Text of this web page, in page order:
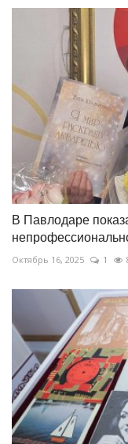
В Павлодаре
Октябрь 16, 2025 1